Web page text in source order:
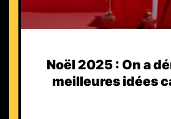
Noël 2025 : On a
meilleures idées